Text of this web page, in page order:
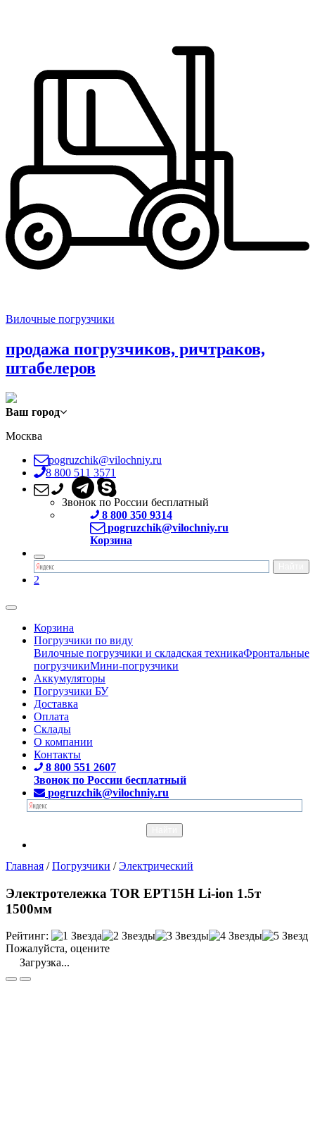
Вилочные погрузчики
продажа погрузчиков, ричтраков,
штабелеров
Ваш город
Москва
pogruzchik@vilochniy.ru
8 800 511 3571
Звонок по России бесплатный
8 800 350 9314
pogruzchik@vilochniy.ru
Корзина
2
Корзина
Погрузчики по виду
Вилочные погрузчики и складская техникаФронтальные
погрузчикиМини-погрузчики
Аккумуляторы
Погрузчики БУ
Доставка
Оплата
Склады
О компании
Контакты
8 800 551 2607
Звонок по России бесплатный
pogruzchik@vilochniy.ru
Главная /Погрузчики /Электрический
Электротележка TOR EPT15H Li-ion 1.5т
1500мм
Рейтинг:
Пожалуйста, оцените
Загрузка...